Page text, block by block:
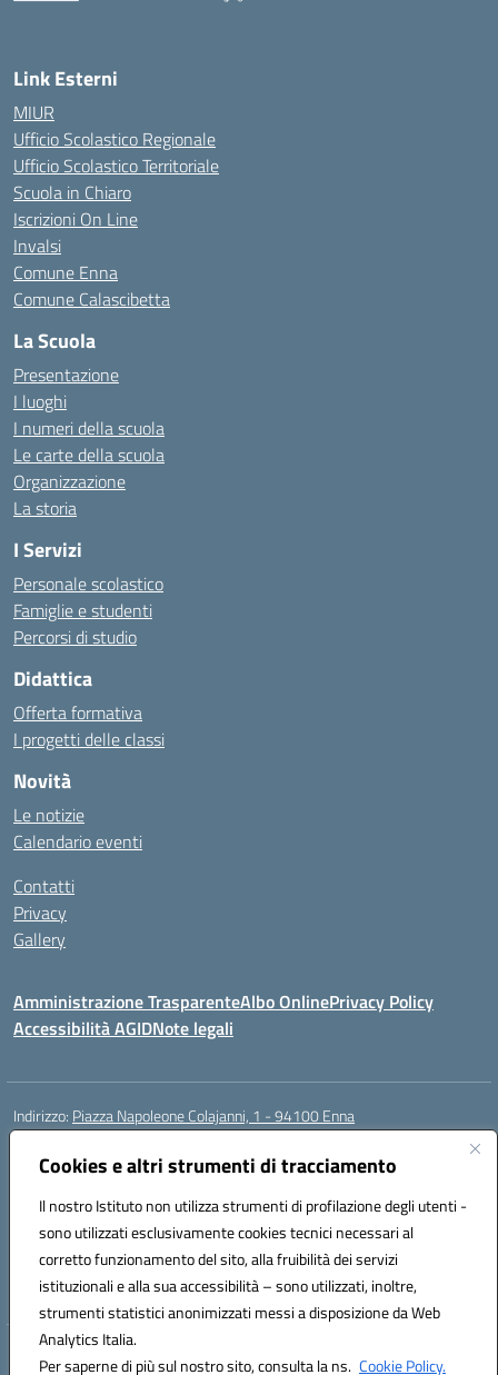
Cookies e altri strumenti di tracciamento
Il nostro Istituto non utilizza strumenti di profilazione degli utenti -
sono utilizzati esclusivamente cookies tecnici necessari al
corretto funzionamento del sito, alla fruibilità dei servizi
istituzionali e alla sua accessibilità – sono utilizzati, inoltre,
strumenti statistici anonimizzati messi a disposizione da Web
Analytics Italia.
Per saperne di più sul nostro sito, consulta la ns. Cookie Policy.
Link Esterni
MIUR
Ufficio Scolastico Regionale
Ufficio Scolastico Territoriale
Scuola in Chiaro
Iscrizioni On Line
Invalsi
Comune Enna
Comune Calascibetta
La Scuola
Presentazione
I luoghi
I numeri della scuola
Le carte della scuola
Organizzazione
La storia
I Servizi
Personale scolastico
Famiglie e studenti
Percorsi di studio
Didattica
Offerta formativa
I progetti delle classi
Novità
Le notizie
Calendario eventi
Contatti
Privacy
Gallery
Amministrazione TrasparenteAlbo OnlinePrivacy Policy
Accessibilità AGIDNote legali
Indirizzo: Piazza Napoleone Colajanni, 1 - 94100 Enna
Centralino:
Posta elettronica certificata (PEC):enic81500a@pec.istruzione.it
Codice fiscale: 91049500860
Codice meccanografico:enic81500a
Codice Indice delle Pubbliche Amministrazioni (IPA): istsc_enic81500a
Codice unico di fatturazione (CUF): UFIB1Z
Hosting & Powered by 3D Solution S.r.l.